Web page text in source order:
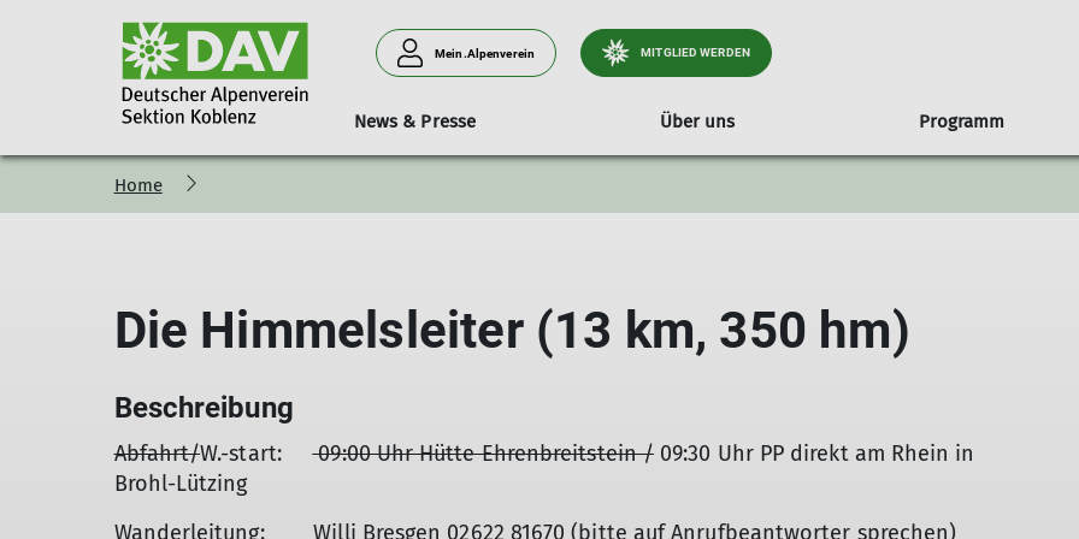
Mein.Alpenverein MITGLIED WERDEN
News & Presse
Neues aus der Sektion Newsletter BergPostille
Über uns
Geschäftsstelle Personen Termine Satzung Ehrenamt
Programm
Vorträge Kurse & Touren Anmeldung Referat Ausbildung Unsere
Bergsteigen Donnerstagssport Familien Hochtouren Inklusion Jugend & Alpin Crew
Hütten Verleih Mitgliedschaft
Home
Die Himmelsleiter (13 km, 350 hm)
Beschreibung
Abfahrt/W.-start:09:00 Uhr Hütte Ehrenbreitstein / 09:30 Uhr PP direkt am Rhein in
Brohl-Lützing
Wanderleitung: Willi Bresgen 02622 81670 (bitte auf Anrufbeantworter sprechen)